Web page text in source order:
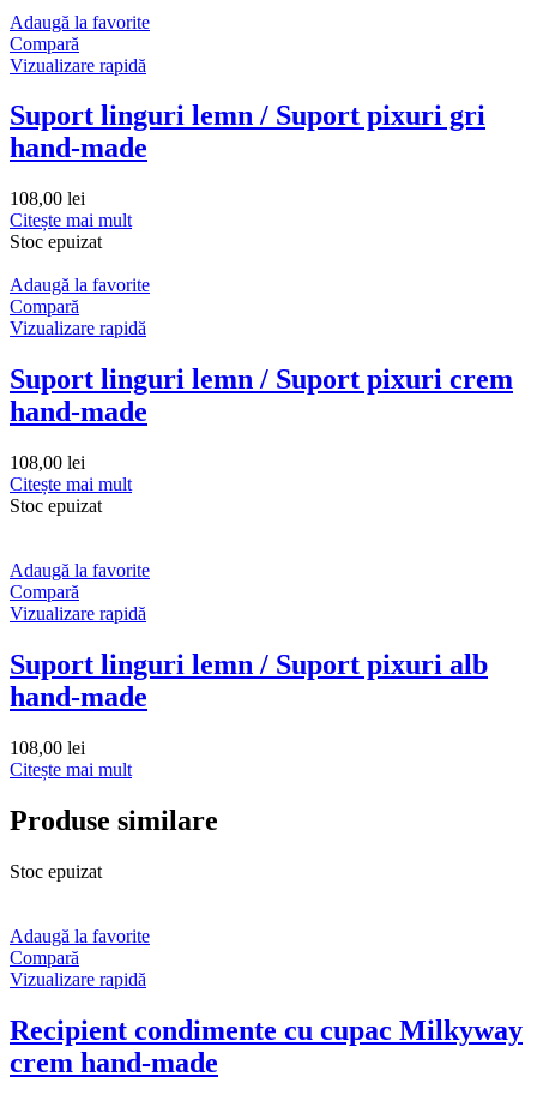
Adaugă la favorite
Compară
Vizualizare rapidă
Suport linguri lemn / Suport pixuri gri
hand-made
108,00 lei
Citește mai mult
Stoc epuizat
Adaugă la favorite
Compară
Vizualizare rapidă
Suport linguri lemn / Suport pixuri crem
hand-made
108,00 lei
Citește mai mult
Stoc epuizat
Adaugă la favorite
Compară
Vizualizare rapidă
Suport linguri lemn / Suport pixuri alb
hand-made
108,00 lei
Citește mai mult
Produse similare
Stoc epuizat
Adaugă la favorite
Compară
Vizualizare rapidă
Recipient condimente cu cupac Milkyway
crem hand-made